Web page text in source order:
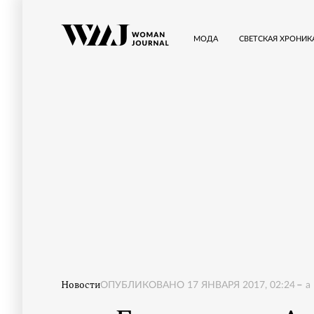
МОДА СВЕТСКАЯ
НовостиОПУБЛИКОВАНО 17 ЯНВАРЯ 2017, 02:24 a